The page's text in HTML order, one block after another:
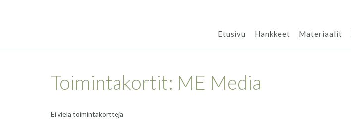
Etusivu Hankkeet Materiaalit
Toimintakortit: ME Media
Ei vielä toimintakortteja